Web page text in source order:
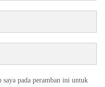
saya pada peramban ini untuk